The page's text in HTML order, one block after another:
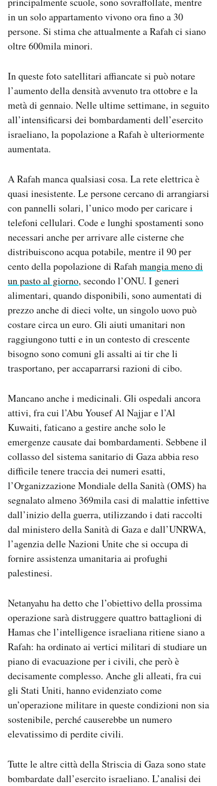
in un solo appartamento vivono ora fino a 30
persone. Si stima che attualmente a Rafah ci siano
oltre 600mila minori.
In queste foto satellitari affiancate si può notare
l’aumento della densità avvenuto tra ottobre e la
metà di gennaio. Nelle ultime settimane, in seguito
all’intensificarsi dei bombardamenti dell’esercito
israeliano, la popolazione a Rafah è ulteriormente
aumentata.
A Rafah manca qualsiasi cosa. La rete elettrica è
quasi inesistente. Le persone cercano di arrangiarsi
con pannelli solari, l’unico modo per caricare i
telefoni cellulari. Code e lunghi spostamenti sono
necessari anche per arrivare alle cisterne che
distribuiscono acqua potabile, mentre il 90 per
cento della popolazione di Rafahmangia meno di
un pasto al giorno, secondo l’ONU. I generi
alimentari, quando disponibili, sono aumentati di
prezzo anche di dieci volte, un singolo uovo può
costare circa un euro. Gli aiuti umanitari non
raggiungono tutti e in un contesto di crescente
bisogno sono comuni gli assalti ai tir che li
trasportano, per accaparrarsi razioni di cibo.
Mancano anche i medicinali. Gli ospedali ancora
attivi, fra cui l’Abu Yousef Al Najjar e l’Al
Kuwaiti, faticano a gestire anche solo le
emergenze causate dai bombardamenti. Sebbene il
collasso del sistema sanitario di Gaza abbia reso
difficile tenere traccia dei numeri esatti,
l’Organizzazione Mondiale della Sanità (OMS) ha
segnalato almeno 369mila casi di malattie infettive
dall’inizio della guerra, utilizzando i dati raccolti
dal ministero della Sanità di Gaza e dall’UNRWA,
l’agenzia delle Nazioni Unite che si occupa di
fornire assistenza umanitaria ai profughi
palestinesi.
Netanyahu ha detto che l’obiettivo della prossima
operazione sarà distruggere quattro battaglioni di
Hamas che l’intelligence israeliana ritiene siano a
Rafah: ha ordinato ai vertici militari di studiare un
piano di evacuazione per i civili, che però è
decisamente complesso. Anche gli alleati, fra cui
gli Stati Uniti, hanno evidenziato come
un’operazione militare in queste condizioni non sia
sostenibile, perché causerebbe un numero
elevatissimo di perdite civili.
Tutte le altre città della Striscia di Gaza sono state
bombardate dall’esercito israeliano. L’analisi dei